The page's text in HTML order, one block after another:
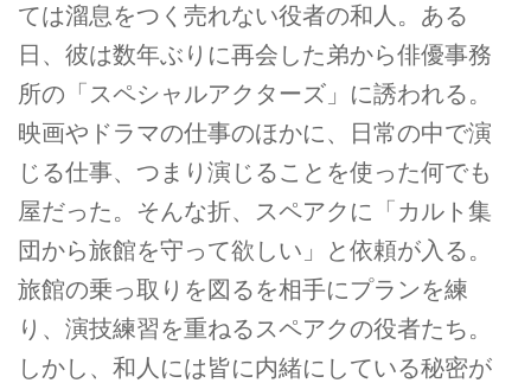
ては溜息をつく売れない役者の和人。ある
日、彼は数年ぶりに再会した弟から俳優事務
所の「スペシャルアクターズ」に誘われる。
映画やドラマの仕事のほかに、日常の中で演
じる仕事、つまり演じることを使った何でも
屋だった。そんな折、スペアクに「カルト集
団から旅館を守って欲しい」と依頼が入る。
旅館の乗っ取りを図るを相手にプランを練
り、演技練習を重ねるスペアクの役者たち。
しかし、和人には皆に内緒にしている秘密が